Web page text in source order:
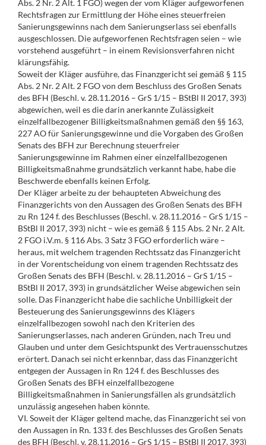
Abs. 2 Nr. 2 Alt. 1 FGO) wegen der vom Kläger aufgeworfenen
Rechtsfragen zur Ermittlung der Höhe eines steuerfreien
Sanierungsgewinns nach dem Sanierungserlass sei ebenfalls
ausgeschlossen. Die aufgeworfenen Rechtsfragen seien – wie
vorstehend ausgeführt – in einem Revisionsverfahren nicht
klärungsfähig.
Soweit der Kläger ausführe, das Finanzgericht sei gemäß § 115
Abs. 2 Nr. 2 Alt. 2 FGO von dem Beschluss des Großen Senats
des BFH (Beschl. v. 28.11.2016 – GrS 1/15 – BStBl II 2017, 393)
abgewichen, weil es die darin anerkannte Zulässigkeit
einzelfallbezogener Billigkeitsmaßnahmen gemäß den §§ 163,
227 AO für Sanierungsgewinne und die Vorgaben des Großen
Senats des BFH zur Berechnung steuerfreier
Sanierungsgewinne im Rahmen einer einzelfallbezogenen
Billigkeitsmaßnahme grundsätzlich verkannt habe, habe die
Beschwerde ebenfalls keinen Erfolg.
Der Kläger arbeite zu der behaupteten Abweichung des
Finanzgerichts von den Aussagen des Großen Senats des BFH
zu Rn 124 f. des Beschlusses (Beschl. v. 28.11.2016 – GrS 1/15 –
BStBl II 2017, 393) nicht – wie es gemäß § 115 Abs. 2 Nr. 2 Alt.
2 FGO i.V.m. § 116 Abs. 3 Satz 3 FGO erforderlich wäre –
heraus, mit welchem tragenden Rechtssatz das Finanzgericht
in der Vorentscheidung von einem tragenden Rechtssatz des
Großen Senats des BFH (Beschl. v. 28.11.2016 – GrS 1/15 –
BStBl II 2017, 393) in grundsätzlicher Weise abgewichen sein
solle. Das Finanzgericht habe die sachliche Unbilligkeit der
Besteuerung des Sanierungsgewinns des Klägers
einzelfallbezogen sowohl nach den Kriterien des
Sanierungserlasses, nach anderen Gründen, nach Treu und
Glauben und unter dem Gesichtspunkt des Vertrauensschutzes
erörtert. Danach sei nicht erkennbar, dass das Finanzgericht
entgegen der Aussagen in Rn 124 f. des Beschlusses des
Großen Senats des BFH einzelfallbezogene
Billigkeitsmaßnahmen in Sanierungsfällen als grundsätzlich
unzulässig angesehen haben könnte.
VI. Soweit der Kläger geltend mache, das Finanzgericht sei von
den Aussagen in Rn. 133 f. des Beschlusses des Großen Senats
des BFH (Beschl. v. 28.11.2016 – GrS 1/15 – BStBl II 2017, 393)